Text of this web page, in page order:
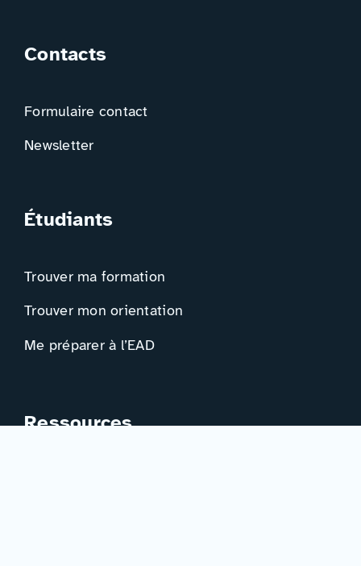
Contacts
Formulaire contact
Newsletter
Étudiants
Trouver ma formation
Trouver mon orientation
Me préparer à l’EAD
Ressources